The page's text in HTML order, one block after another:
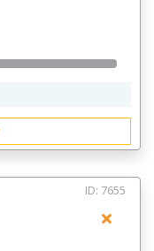
ID: 7655